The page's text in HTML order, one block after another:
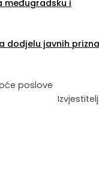
međugradsku i
dodjelu javnih
poslove